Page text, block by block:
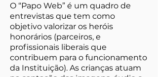
O “Papo Web” é um quadro de
entrevistas que tem como
objetivo valorizar os heróis
honorários (parceiros, e
profissionais liberais que
contribuem para o funcionamento
da Instituição). As crianças atuam